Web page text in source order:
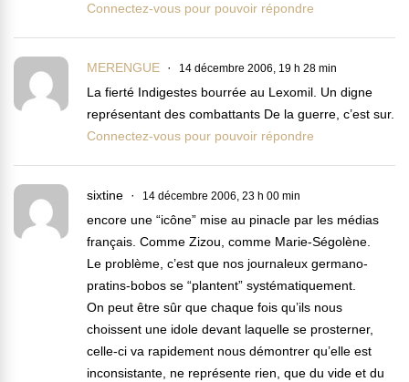
Connectez-vous pour pouvoir répondre
MERENGUE 14 décembre 2006, 19 h 28 min
La fierté Indigestes bourrée au Lexomil. Un digne
représentant des combattants De la guerre, c’est sur.
Connectez-vous pour pouvoir répondre
sixtine 14 décembre 2006, 23 h 00 min
encore une “icône” mise au pinacle par les médias
français. Comme Zizou, comme Marie-Ségolène.
Le problème, c’est que nos journaleux germano-
pratins-bobos se “plantent” systématiquement.
On peut être sûr que chaque fois qu’ils nous
choissent une idole devant laquelle se prosterner,
celle-ci va rapidement nous démontrer qu’elle est
inconsistante, ne représente rien, que du vide et du